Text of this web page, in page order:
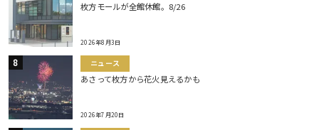
枚方モールが全館休館。8/26
2026年8月3日
ニュース
あさって枚方から花火見えるかも
2026年7月20日